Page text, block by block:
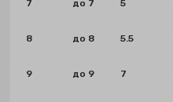
7 до 7 5
8 до 8 5.5
9 до 9 7